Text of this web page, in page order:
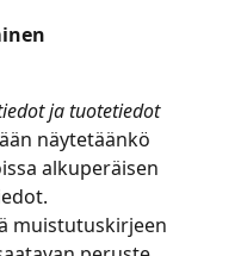
ja tuotetiedot
näytetäänkö
alkuperäisen
muistutuskirjeen